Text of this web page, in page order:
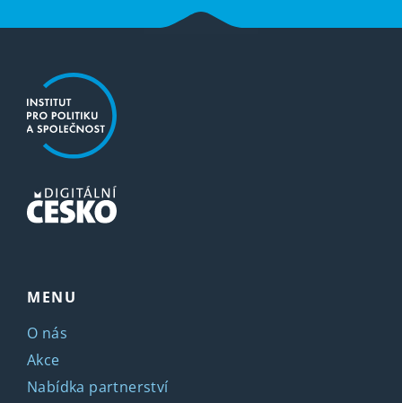
MENU
O nás
Akce
Nabídka partnerství